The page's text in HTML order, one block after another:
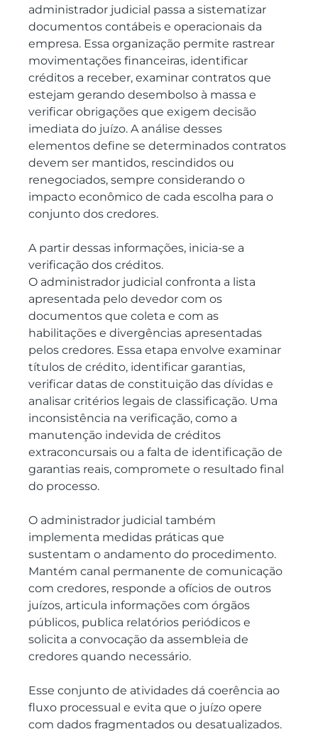
administrador judicial passa a sistematizar
documentos contábeis e operacionais da
empresa. Essa organização permite rastrear
movimentações financeiras, identificar
créditos a receber, examinar contratos que
estejam gerando desembolso à massa e
verificar obrigações que exigem decisão
imediata do juízo. A análise desses
elementos define se determinados contratos
devem ser mantidos, rescindidos ou
renegociados, sempre considerando o
impacto econômico de cada escolha para o
conjunto dos credores.
A partir dessas informações, inicia-se a
verificação dos créditos.
O administrador judicial confronta a lista
apresentada pelo devedor com os
documentos que coleta e com as
habilitações e divergências apresentadas
pelos credores. Essa etapa envolve examinar
títulos de crédito, identificar garantias,
verificar datas de constituição das dívidas e
analisar critérios legais de classificação. Uma
inconsistência na verificação, como a
manutenção indevida de créditos
extraconcursais ou a falta de identificação de
garantias reais, compromete o resultado final
do processo.
O administrador judicial também
implementa medidas práticas que
sustentam o andamento do procedimento.
Mantém canal permanente de comunicação
com credores, responde a ofícios de outros
juízos, articula informações com órgãos
públicos, publica relatórios periódicos e
solicita a convocação da assembleia de
credores quando necessário.
Esse conjunto de atividades dá coerência ao
fluxo processual e evita que o juízo opere
com dados fragmentados ou desatualizados.